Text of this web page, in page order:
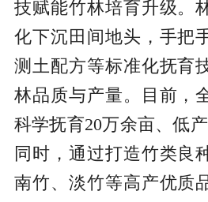
技赋能竹林培育升级。
化下沉田间地头，手把
测土配方等标准化抚育
林品质与产量。目前，
科学抚育20万余亩、低
同时，通过打造竹类良
南竹、淡竹等高产优质